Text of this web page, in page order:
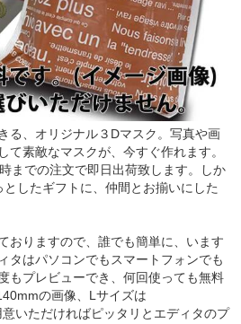
る、オリジナル３Dマスク。写真や画
て素敵なマスクが、今すぐ作れます。
までの注文で即日出荷致します。しか
したギフトに、仲間とお揃いにした
おりますので、誰でも簡単に、います
タはパソコンでもスマートフォンでも
もプレビューでき、何回使っても無料
の画像、Lサイズは
いただければピッタリとエディタのプ